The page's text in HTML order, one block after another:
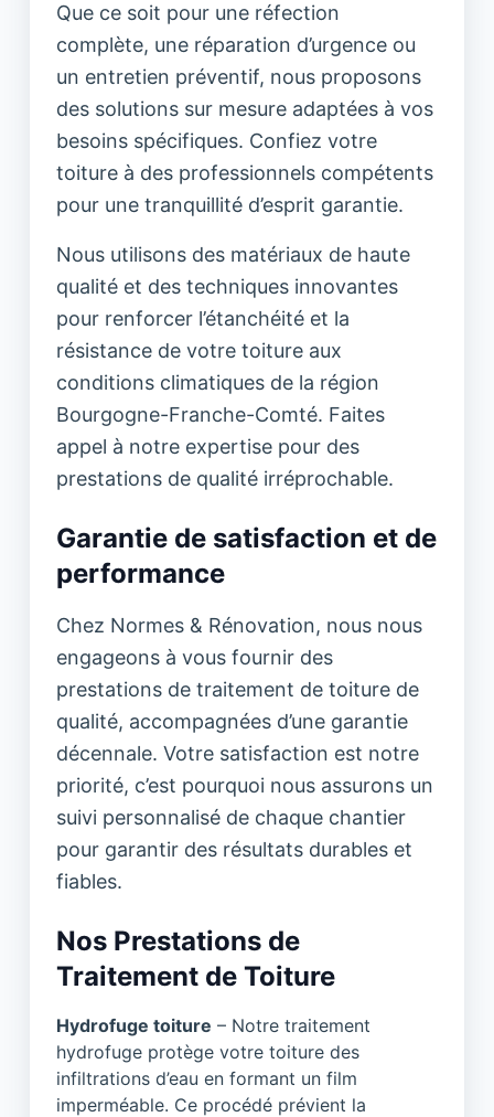
Que ce soit pour une réfection
complète, une réparation d’urgence ou
un entretien préventif, nous proposons
des solutions sur mesure adaptées à vos
besoins spécifiques. Confiez votre
toiture à des professionnels compétents
pour une tranquillité d’esprit garantie.
Nous utilisons des matériaux de haute
qualité et des techniques innovantes
pour renforcer l’étanchéité et la
résistance de votre toiture aux
conditions climatiques de la région
Bourgogne-Franche-Comté. Faites
appel à notre expertise pour des
prestations de qualité irréprochable.
Garantie de satisfaction et de
performance
Chez Normes & Rénovation, nous nous
engageons à vous fournir des
prestations de traitement de toiture de
qualité, accompagnées d’une garantie
décennale. Votre satisfaction est notre
priorité, c’est pourquoi nous assurons un
suivi personnalisé de chaque chantier
pour garantir des résultats durables et
fiables.
Nos Prestations de
Traitement de Toiture
Hydrofuge toiture – Notre traitement
hydrofuge protège votre toiture des
infiltrations d’eau en formant un film
imperméable. Ce procédé prévient la